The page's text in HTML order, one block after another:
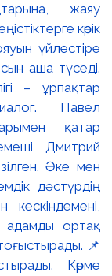
жаяу
көрік
үйлестіре
аша түседі.
– ұрпақтар
Павел
қатар
Дмитрий
Әке мен
дәстүрдің
адамды ортақ
📌
Көрме